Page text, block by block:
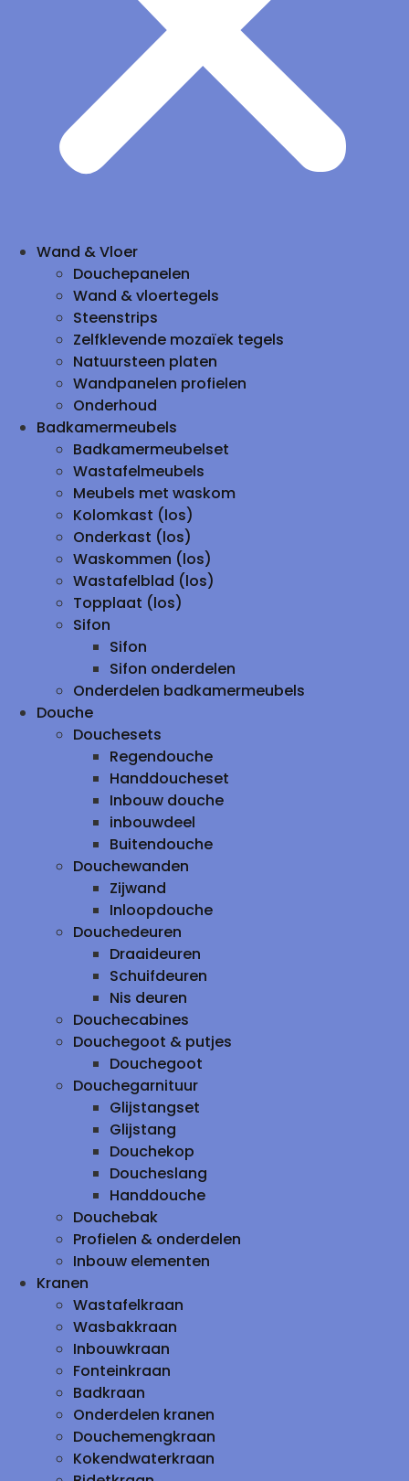
Wand & Vloer
Douchepanelen
Wand & vloertegels
Steenstrips
Zelfklevende mozaïek tegels
Natuursteen platen
Wandpanelen profielen
Onderhoud
Badkamermeubels
Badkamermeubelset
Wastafelmeubels
Meubels met waskom
Kolomkast (los)
Onderkast (los)
Waskommen (los)
Wastafelblad (los)
Topplaat (los)
Sifon
Sifon
Sifon onderdelen
Onderdelen badkamermeubels
Douche
Douchesets
Regendouche
Handdoucheset
Inbouw douche
inbouwdeel
Buitendouche
Douchewanden
Zijwand
Inloopdouche
Douchedeuren
Draaideuren
Schuifdeuren
Nis deuren
Douchecabines
Douchegoot & putjes
Douchegoot
Douchegarnituur
Glijstangset
Glijstang
Douchekop
Doucheslang
Handdouche
Douchebak
Profielen & onderdelen
Inbouw elementen
Kranen
Wastafelkraan
Wasbakkraan
Inbouwkraan
Fonteinkraan
Badkraan
Onderdelen kranen
Douchemengkraan
Kokendwaterkraan